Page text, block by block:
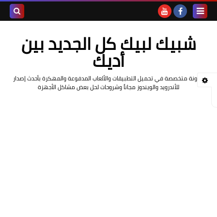
المدونةشبيك لبيك كل الجديد بين
أديك
مدونة متخصصة في تحميل التطبيقات والألعاب المدفوعة والمهكرة بأحدث إصدار
للأندرويد والويندوز مجاناً وشروحات لحل بعض مشاكل الأجهزة